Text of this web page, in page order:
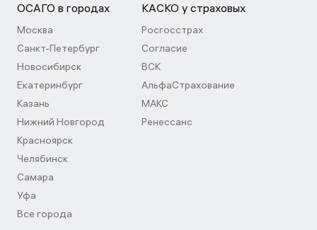
ОСАГО в городах
Москва
Санкт-Петербург
Новосибирск
Екатеринбург
Казань
Нижний Новгород
Красноярск
Челябинск
Самара
Уфа
Все города
КАСКО у страховых
Росгосстрах
Согласие
ВСК
АльфаСтрахование
МАКС
Ренессанс